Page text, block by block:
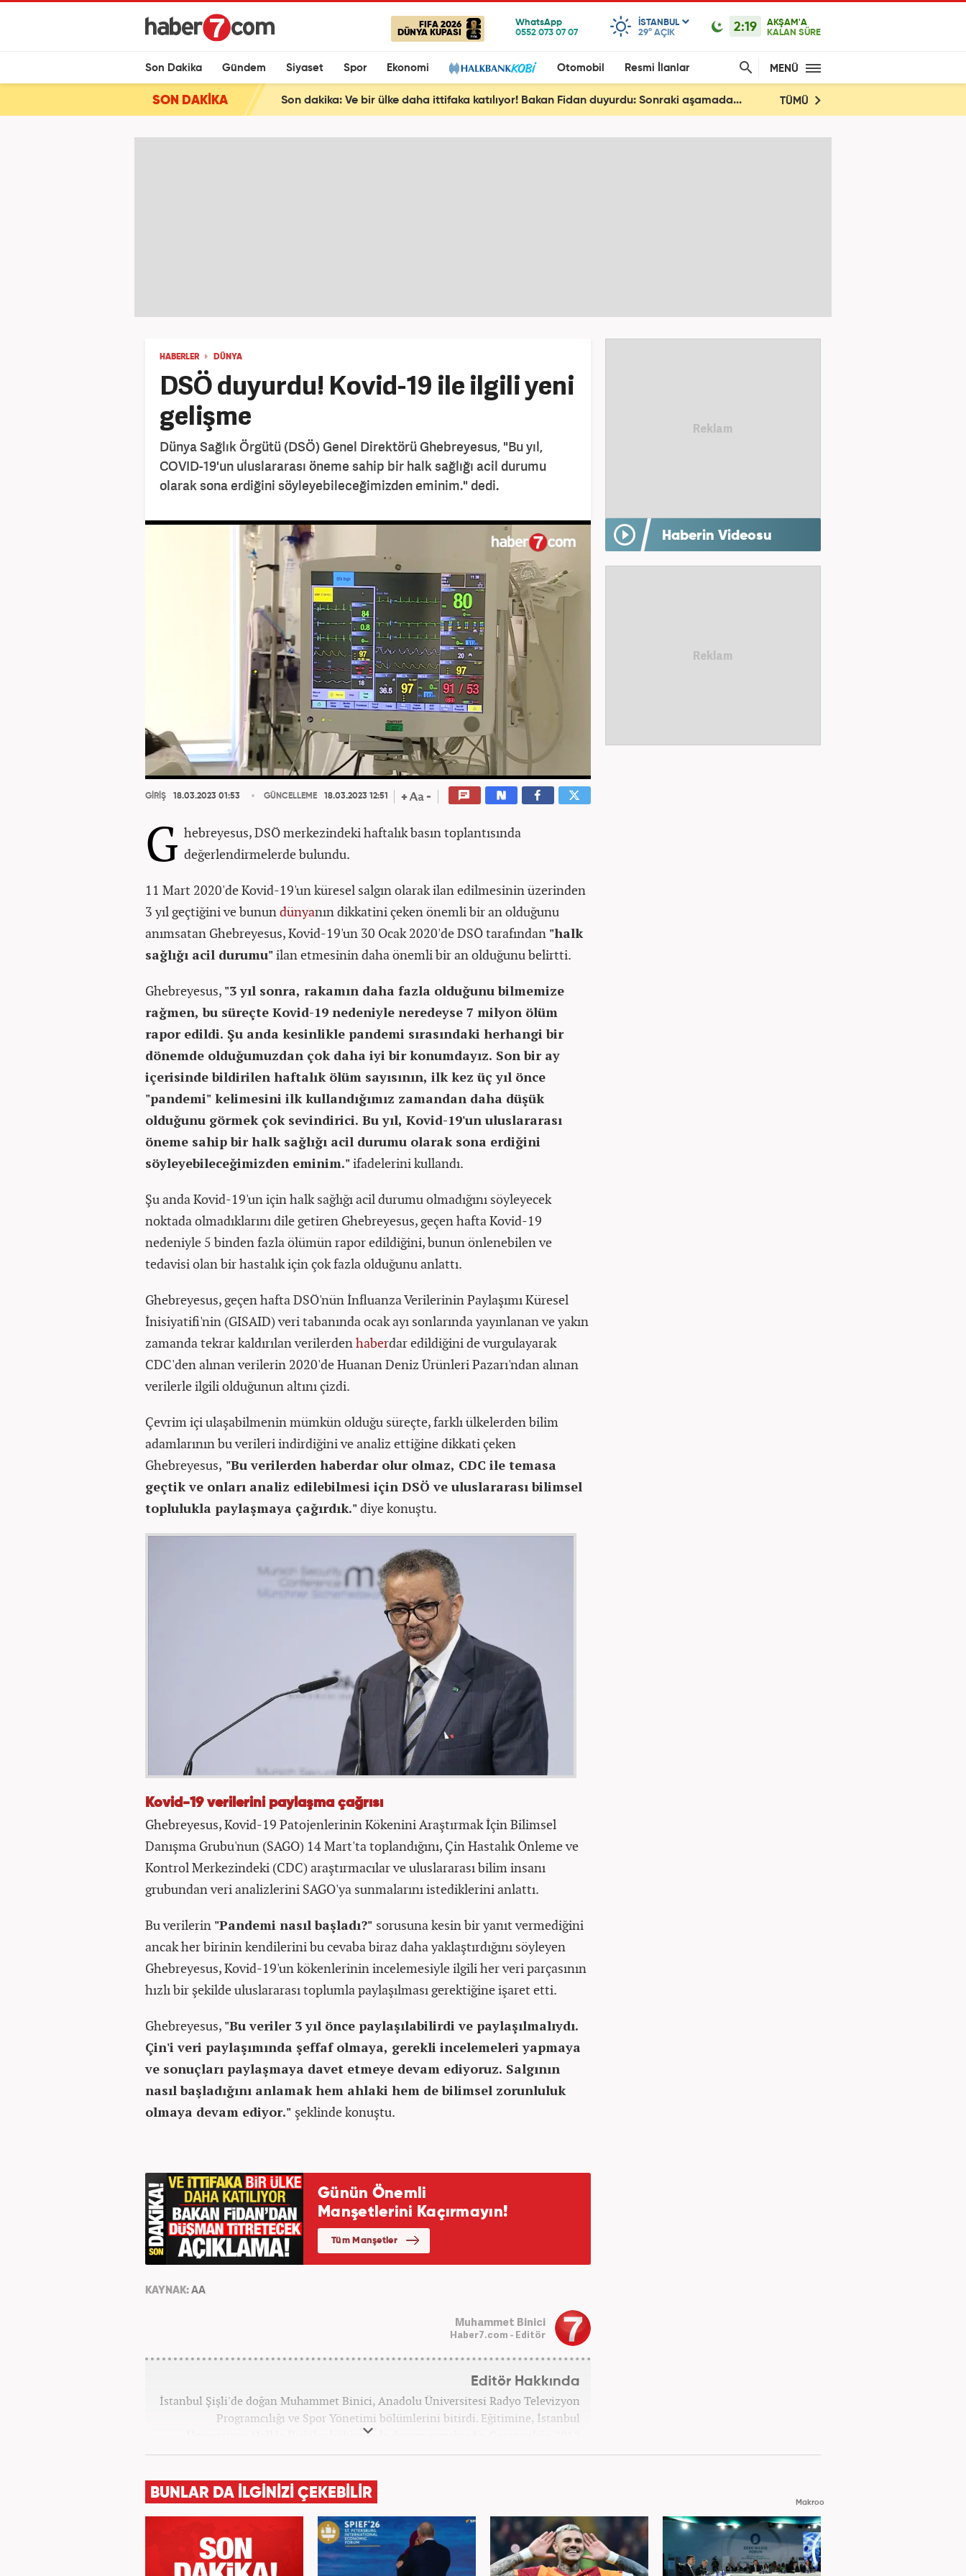
FIFA 2026
DÜNYA KUPASI
ISTANBUL
29° AÇIK 2:19
AKŞAM'A
KALAN SÜRE
Son Dakika Gündem Siyaset Spor Ekonomi Otomobil Resmi İlanlar MENÜ
SON DAKİKA Son dakika: Ve bir ülke daha ittifaka katılıyor! Bakan Fidan duyurdu: Sonraki aşamada... TÜMÜ
HABERLER DÜNYA
DSÖ duyurdu! Kovid-19 ile ilgili yeni
gelişme
Dünya Sağlık Örgütü (DSÖ) Genel Direktörü Ghebreyesus, "Bu yıl,
COVID-19'un uluslararası öneme sahip bir halk sağlığı acil durumu
olarak sona erdiğini söyleyebileceğimizden eminim." dedi.
GİRİŞ 18.03.2023 01:53 GÜNCELLEME 18.03.2023 12:51
G hebreyesus, DSÖ merkezindeki haftalık basın toplantısında
değerlendirmelerde bulundu.
11 Mart 2020'de Kovid-19'un küresel salgın olarak ilan edilmesinin üzerinden
3 yıl geçtiğini ve bunundünyanın dikkatini çeken önemli bir an olduğunu
anımsatan Ghebreyesus, Kovid-19'un 30 Ocak 2020'de DSÖ tarafından "halk
sağlığı acil durumu"ilan etmesinin daha önemli bir an olduğunu belirtti.
Ghebreyesus, "3 yıl sonra, rakamın daha fazla olduğunu bilmemize
rağmen, bu süreçte Kovid-19 nedeniyle neredeyse 7 milyon ölüm
rapor edildi. Şu anda kesinlikle pandemi sırasındaki herhangi bir
dönemde olduğumuzdan çok daha iyi bir konumdayız. Son bir ay
içerisinde bildirilen haftalık ölüm sayısının, ilk kez üç yıl önce
"pandemi" kelimesini ilk kullandığımız zamandan daha düşük
olduğunu görmek çok sevindirici. Bu yıl, Kovid-19'un uluslararası
öneme sahip bir halk sağlığı acil durumu olarak sona erdiğini
söyleyebileceğimizden eminim."ifadelerini kullandı.
Şu anda Kovid-19'un için halk sağlığı acil durumu olmadığını söyleyecek
noktada olmadıklarını dile getiren Ghebreyesus, geçen hafta Kovid-19
nedeniyle 5 binden fazla ölümün rapor edildiğini, bunun önlenebilen ve
tedavisi olan bir hastalık için çok fazla olduğunu anlattı.
Ghebreyesus, geçen hafta DSÖ'nün İnfluanza Verilerinin Paylaşımı Küresel
İnisiyatifi'nin (GISAID) veri tabanında ocak ayı sonlarında yayınlanan ve yakın
zamanda tekrar kaldırılan verilerdenhaberdar edildiğini de vurgulayarak
CDC'den alınan verilerin 2020'de Huanan Deniz Ürünleri Pazarı'ndan alınan
verilerle ilgili olduğunun altını çizdi.
Çevrim içi ulaşabilmenin mümkün olduğu süreçte, farklı ülkelerden bilim
adamlarının bu verileri indirdiğini ve analiz ettiğine dikkati çeken
Ghebreyesus, "Bu verilerden haberdar olur olmaz, CDC ile temasa
geçtik ve onları analiz edilebilmesi için DSÖ ve uluslararası bilimsel
toplulukla paylaşmaya çağırdık."diye konuştu.
Kovid-19 verilerini paylaşma çağrısı
Ghebreyesus, Kovid-19 Patojenlerinin Kökenini Araştırmak İçin Bilimsel
Danışma Grubu'nun (SAGO) 14 Mart'ta toplandığını, Çin Hastalık Önleme ve
Kontrol Merkezindeki (CDC) araştırmacılar ve uluslararası bilim insanı
grubundan veri analizlerini SAGO'ya sunmalarını istediklerini anlattı.
Bu verilerin "Pandemi nasıl başladı?" sorusuna kesin bir yanıt vermediğini
ancak her birinin kendilerini bu cevaba biraz daha yaklaştırdığını söyleyen
Ghebreyesus, Kovid-19'un kökenlerinin incelemesiyle ilgili her veri parçasının
hızlı bir şekilde uluslararası toplumla paylaşılması gerektiğine işaret etti.
Ghebreyesus, "Bu veriler 3 yıl önce paylaşılabilirdi ve paylaşılmalıydı.
Çin'i veri paylaşımında şeffaf olmaya, gerekli incelemeleri yapmaya
ve sonuçları paylaşmaya davet etmeye devam ediyoruz. Salgının
nasıl başladığını anlamak hem ahlaki hem de bilimsel zorunluluk
olmaya devam ediyor." şeklinde konuştu.
KAYNAK: AA
Muhammet Binici
Haber7.com - Editör
Editör Hakkında
İstanbul Şişli'de doğan Muhammet Binici, Anadolu Üniversitesi Radyo Televizyon
Programcılığı ve Spor Yönetimi bölümlerini bitirdi. Eğitimine, İstanbul
Üniversitesi Halkla İlişkiler bölümünde devam etmektedir. Gazeteciliğe 2012
yılında yerel haber siteleri ve yerel gazetelerde başladı. Gündem, Magazin
muhabirlik yaptıktan sonra, 2020 Eylül itibariyle Haber7'de 'Gündem Editörü'
Haberin Videosu
BUNLAR DA İLGİNİZİ ÇEKEBİLİR
Makroo